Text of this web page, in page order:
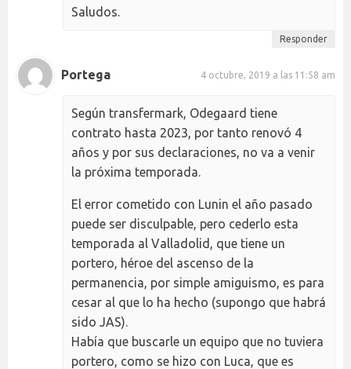
Saludos.
Responder
Portega 4 octubre, 2019 a las 11:58 am
Según transfermark, Odegaard tiene
contrato hasta 2023, por tanto renovó 4
años y por sus declaraciones, no va a venir
la próxima temporada.
El error cometido con Lunin el año pasado
puede ser disculpable, pero cederlo esta
temporada al Valladolid, que tiene un
portero, héroe del ascenso de la
permanencia, por simple amiguismo, es para
cesar al que lo ha hecho (supongo que habrá
sido JAS).
Había que buscarle un equipo que no tuviera
portero, como se hizo con Luca, que es